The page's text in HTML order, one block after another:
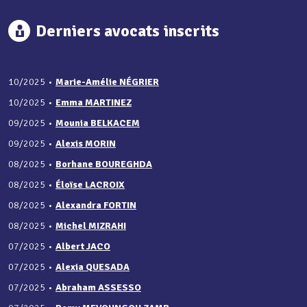
Derniers avocats inscrits
10/2025 • Marie-Amélie NÉGRIER
10/2025 • Emma MARTINEZ
09/2025 • Mounia BELKACEM
09/2025 • Alexis MORIN
08/2025 • Borhane BOUREGHDA
08/2025 • Éloïse LACROIX
08/2025 • Alexandra FORTIN
08/2025 • Michel MIZRAHI
07/2025 • Albert JACO
07/2025 • Alexia QUESADA
07/2025 • Abraham ASSESSO